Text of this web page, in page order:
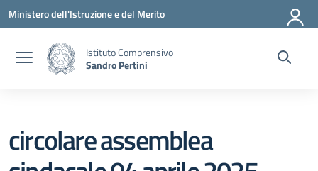
Vai ai contenuti
Vai al menu di navigazione
Vai al footer
Ministero dell'Istruzione e del Merito
Istituto Comprensivo
Sandro Pertini
circolare assemblea